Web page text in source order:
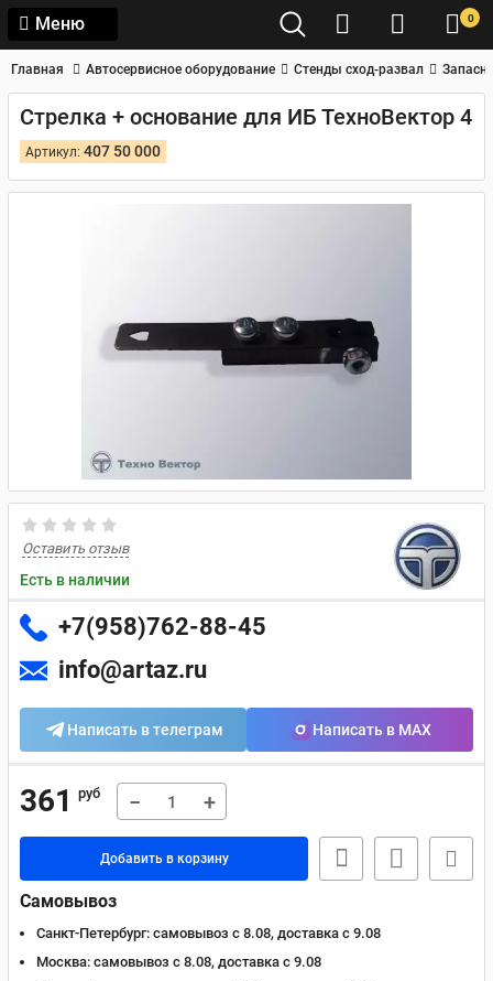
Меню 0
Главная Автосервисное оборудование Стенды сход-развал
Стрелка + основание для ИБ ТехноВектор 4
Артикул: 407 50 000
Оставить отзыв
Есть в наличии
+7(958)762-88-45
info@artaz.ru
Написать в телеграм Написать в MAX
361 руб − +
Добавить в корзину
Самовывоз
Санкт-Петербург: самовывоз с 8.08, доставка c 9.08
Москва: самовывоз с 8.08, доставка c 9.08